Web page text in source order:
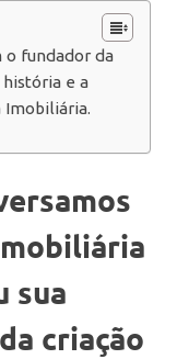
o fundador da
e a
Imobiliária.
sua
criação